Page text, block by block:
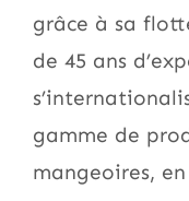
grâce à sa
de 45 ans
gamme de
mangeoires,